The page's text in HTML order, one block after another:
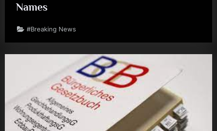
Names
#Breaking News